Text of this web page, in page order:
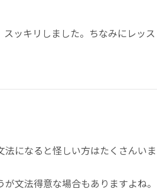
ッキリしました。ちなみにレッス
になると怪しい方はたくさんいま
文法得意な場合もありますよね。